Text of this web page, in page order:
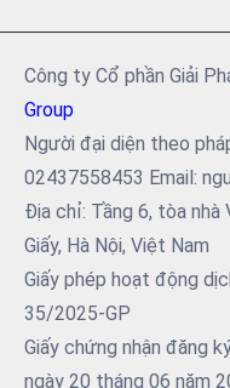
Công ty Cổ phần Giải
Group
Người đại diện theo
02437558453 Email:
Địa chỉ: Tầng 6, tòa nhà
Giấy, Hà Nội, Việt Nam
Giấy phép hoạt động
35/2025-GP
Giấy chứng nhận đăng
ngày 20 tháng 06 năm